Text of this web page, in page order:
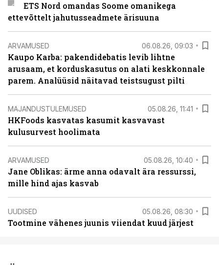
ETS Nord omandas Soome omanikega
ettevõttelt jahutusseadmete ärisuuna
ARVAMUSED 06.08.26, 09:03
Kaupo Karba: pakendidebatis levib lihtne
arusaam, et korduskasutus on alati keskkonnale
parem. Analüüsid näitavad teistsugust pilti
MAJANDUSTULEMUSED 05.08.26, 11:41
HKFoods kasvatas kasumit kasvavast
kulusurvest hoolimata
ARVAMUSED 05.08.26, 10:40
Jane Oblikas: ärme anna odavalt ära ressurssi,
mille hind ajas kasvab
UUDISED 05.08.26, 08:30
Tootmine vähenes juunis viiendat kuud järjest